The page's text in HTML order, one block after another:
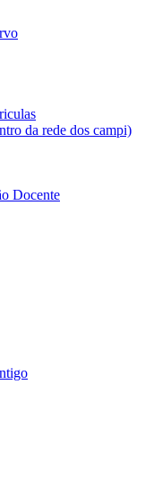
da rede dos campi)
Docente